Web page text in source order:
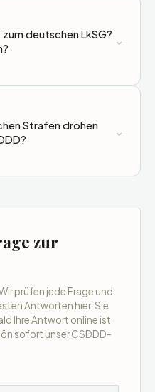
deutschen LkSG? ⌄
Strafen drohen
⌄
zur
prüfen jede Frage und
Antworten hier. Sie
Ihre Antwort online ist
sofort unser CSDDD-